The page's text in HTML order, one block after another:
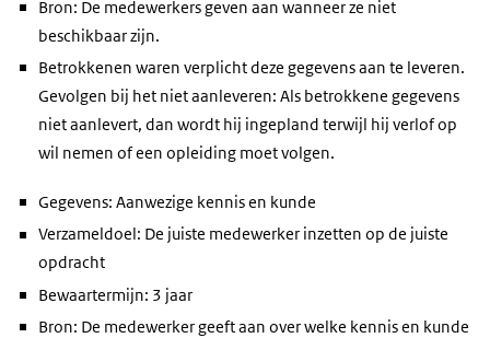
Bron: De medewerkers geven aan wanneer ze niet
beschikbaar zijn.
Betrokkenen waren verplicht deze gegevens aan te leveren.
Gevolgen bij het niet aanleveren: Als betrokkene gegevens
niet aanlevert, dan wordt hij ingepland terwijl hij verlof op
wil nemen of een opleiding moet volgen.
Gegevens: Aanwezige kennis en kunde
Verzameldoel: De juiste medewerker inzetten op de juiste
opdracht
Bewaartermijn: 3 jaar
Bron: De medewerker geeft aan over welke kennis en kunde